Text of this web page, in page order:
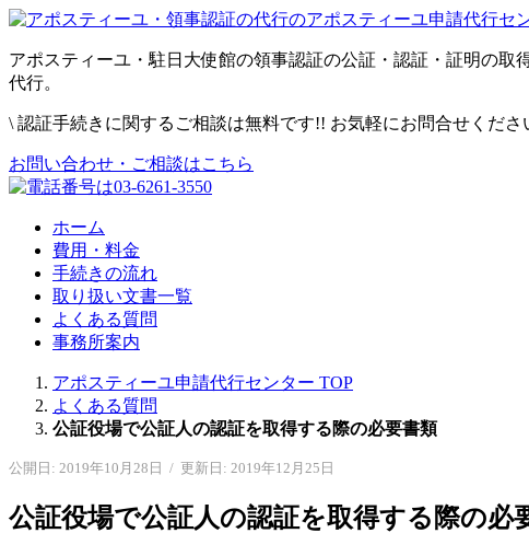
アポスティーユ・駐日大使館の領事認証の公証・認証・証明の
代行。
\ 認証手続きに関するご相談は無料です!! お気軽にお問合せくださ
お問い合わせ・ご相談はこちら
ホーム
費用・料金
手続きの流れ
取り扱い文書一覧
よくある質問
事務所案内
アポスティーユ申請代行センター TOP
よくある質問
公証役場で公証人の認証を取得する際の必要書類
公開日: 2019年10月28日 / 更新日: 2019年12月25日
公証役場で公証人の認証を取得する際の必